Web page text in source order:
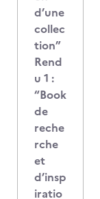
d’une
collec
tion”
Rend
u 1 :
“Book
de
reche
rche
et
d’insp
iratio